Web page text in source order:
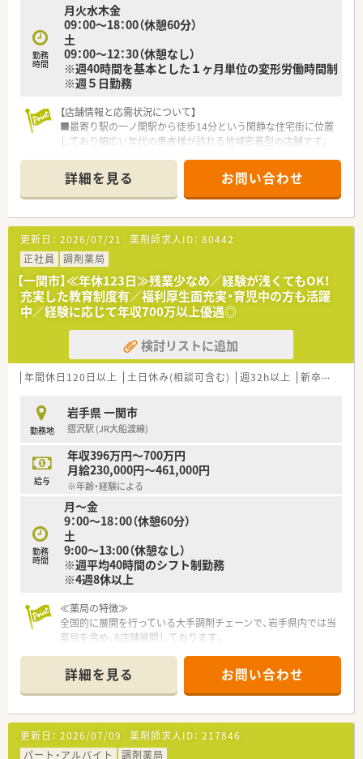
勤務
時間
月火水木金
09：00～18：00（休憩60分）
土
09：00～12：30（休憩なし）
※週40時間を基本とした１ヶ月単位の変形労働時間制
※週５日勤務
【店舗情報と応需状況について】
■最寄り駅の一ノ関駅から徒歩14分という閑静な住宅街に位置
しており幅広い年代の患者様が訪れる地域密着型の店舗です。
たり約100枚の処方箋を薬剤師5名と事務4名で対応します。
■近隣のクリニックからの処方箋がメインであり地域の医療ニ
ーズに応える質の高いサービスを提供している魅力的な環境で
す。
【募集背景と求める人物像について】
■現在は欠員補充のための募集を行っており地域医療に貢献し
ながら長く勤務していただける協調性のある方を求めておりま
す。
■人物重視の採用を行っており年齢や経験に不安がある方でも
積極的に検討していただける受け入れ幅の広い風通しの良い職
場です。
■周囲のスタッフと連携しながら患者様に寄り添った丁寧な対
応ができるコミュニケーション能力の高い方を歓迎しておりま
す。
【法人特徴について】
■岩手県を中心に40店舗以上を展開しており地域に根ざしたか
かりつけ機能として事業を展開している地元密着型の企業で
す。
■患者様の求めるものに合わせて地域生活に溶け込み親しみを
持っていただける明るく和やかな空間づくりをモットーとして
います。
■東北地方の調剤業界でいち早く国際的な品質保証規格を取得
するなど常にサービスの向上に努めている信頼性の高い企業で
す。
【求人情報について】
■正社員としての募集であり調剤や監査および服薬指導といっ
す。
■年収はこれまでのご経験や年齢などを考慮して448万円から
最高700万円の間で決定されるため収入アップも目指せます。
役職手当や通勤手当など各種手当も充実している環境です。
詳細を見る お問い合わせ
更新日： 2026/07/21 薬剤師求人ID： 80442
正社員
調剤薬局
【一関市】≪年休123日≫残業少なめ／経験が浅くてもOK！
充実した教育制度有／福利厚生面充実・育児中の方も活躍
中／経験に応じて年収700万以上優遇◎
検討リストに追加
年間休日120日以上 土日休み(相談可含む) 週32h以上 新卒可
勤務地
岩手県 一関市
摺沢駅 (JR大船渡線)
給与
年収396万円～700万円
月給230,000円～461,000円
※年齢・経験による
勤務
時間
月～金
9：00～18：00（休憩60分）
土
9:00～13:00（休憩なし）
※週平均40時間のシフト制勤務
※4週8休以上
≪薬局の特徴≫
全国的に展開を行っている大手調剤チェーンで、岩手県内では当
薬局を含め、8店舗展開しております。
ている薬局です。また、在宅医療にも積極的に取り組んでいるた
め、在宅医療のご経験がなくてもご興味がある方は、ぜひご応募
ください！
≪業務内容≫
調剤・監査・服薬指導をメインに行ってもらい、ご経験やご希望次
第で在宅医療にも携わっていただきます。
詳細を見る お問い合わせ
更新日： 2026/07/09 薬剤師求人ID： 217846
パート・アルバイト
調剤薬局